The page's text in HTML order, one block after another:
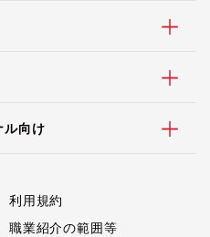
ル向け
利用規約
職業紹介の範囲等